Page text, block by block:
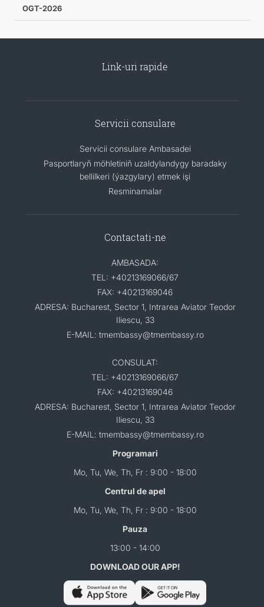
OGT-2026
Link-uri rapide
Servicii consulare
Servicii consulare Ambasadei
Pasportlaryň möhletiniň uzaldylandygy baradaky
bellilkeri (ýazgylary) etmek işi
Resminamalar
Contactati-ne
AMBASADA:
TEL: +40213169066/67
FAX: +40213169046
ADRESA: Bucharest, Sector 1, Intrarea Aviator Teodor
Iliescu, 33
E-MAIL: tmembassy@tmembassy.ro
CONSULAT:
TEL: +40213169066/67
FAX: +40213169046
ADRESA: Bucharest, Sector 1, Intrarea Aviator Teodor
Iliescu, 33
E-MAIL: tmembassy@tmembassy.ro
Programari
Mo, Tu, We, Th, Fr : 9:00 - 18:00
Centrul de apel
Mo, Tu, We, Th, Fr : 9:00 - 18:00
Pauza
13:00 - 14:00
DOWNLOAD OUR APP!